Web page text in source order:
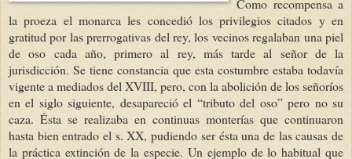
Como recompensa a
la proeza el monarca les concedió los privilegios citados y en
gratitud por las prerrogativas del rey, los vecinos regalaban una piel
de oso cada año, primero al rey, más tarde al señor de la
jurisdicción. Se tiene constancia que esta costumbre estaba todavía
vigente a mediados del XVIII, pero, con la abolición de los señoríos
en el siglo siguiente, desapareció el “tributo del oso” pero no su
caza. Ésta se realizaba en continuas monterías que continuaron
hasta bien entrado el s. XX, pudiendo ser ésta una de las causas de
la práctica extinción de la especie. Un ejemplo de lo habitual que